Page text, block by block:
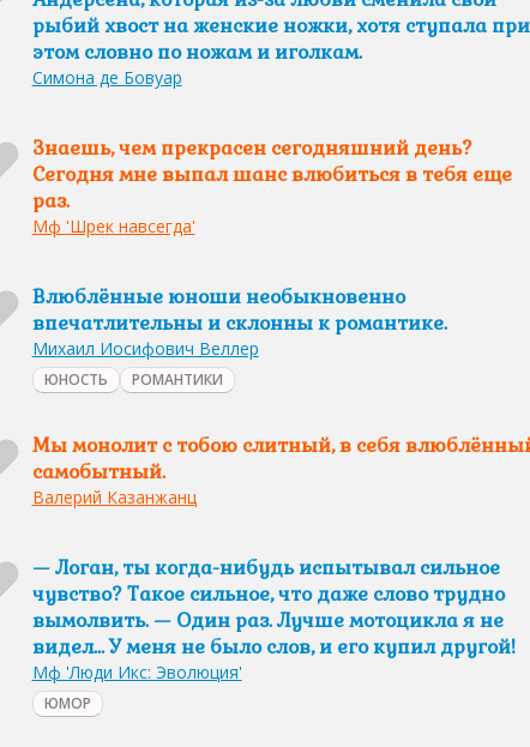
рыбий хвост на женские ножки, хотя ступала при
этом словно по ножам и иголкам.
Симона де Бовуар
Знаешь, чем прекрасен сегодняшний день?
Сегодня мне выпал шанс влюбиться в тебя еще
раз.
Мф 'Шрек навсегда'
Влюблённые юноши необыкновенно
впечатлительны и склонны к романтике.
Михаил Иосифович Веллер
ЮНОСТЬ РОМАНТИКИ
Мы монолит с тобою слитный, в себя
самобытный.
Валерий Казанжанц
— Логан, ты когда-нибудь испытывал сильное
чувство? Такое сильное, что даже слово трудно
вымолвить. — Один раз. Лучше мотоцикла я не
видел… У меня не было слов, и его купил другой!
Мф 'Люди Икс: Эволюция'
ЮМОР